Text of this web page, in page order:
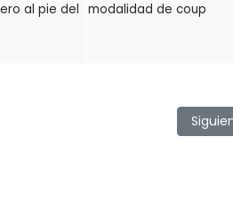
al pie del modalidad de coup